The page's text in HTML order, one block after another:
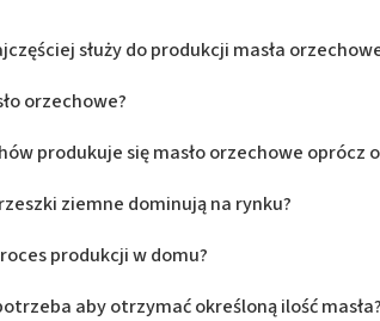
służy do produkcji masła
orzechowe?
produkuje się masło orzechowe oprócz
ziemne dominują na rynku?
produkcji w domu?
aby otrzymać określoną ilość masła?